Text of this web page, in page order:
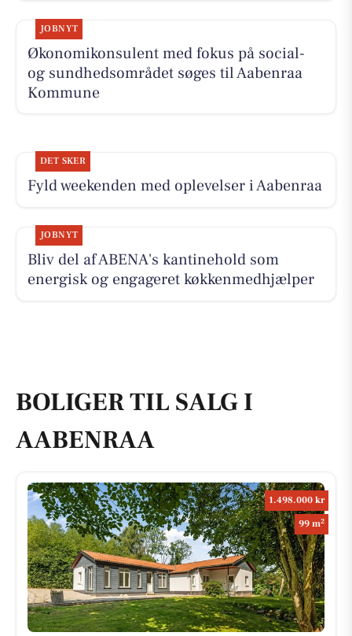
JOBNYT
Økonomikonsulent med fokus på social-
og sundhedsområdet søges til Aabenraa
Kommune
DET SKER
Fyld weekenden med oplevelser i Aabenraa
JOBNYT
Bliv del af ABENA's kantinehold som
energisk og engageret køkkenmedhjælper
BOLIGER TIL SALG I
AABENRAA
1.498.000 kr
99 m2